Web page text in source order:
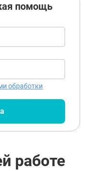
помощь
обработки
работе